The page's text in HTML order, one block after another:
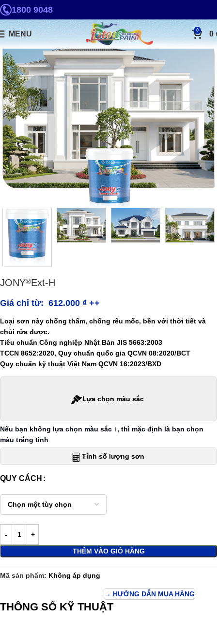
1800 9048
MENU 0 0
JONY®Ext-H
Giá chỉ từ: 612.000 ₫ ++
Loại sơn này chống thấm, chống rêu mốc, bền với thời tiết và
chùi rửa được.
Tiêu chuẩn Công nghiệp Nhật Bản JIS 5663:2003
TCCN 8652:2020, Quy chuẩn quốc gia QCVN 08:2020/BCT
Quy chuẩn kỹ thuật Việt Nam QCVN 16:2023/BXD
Lựa chọn màu sắc
Nếu bạn không lựa chọn màu sắc ↑, thì mặc định là bạn chọn
màu trắng tinh
Tính số lượng sơn
QUY CÁCH
THÊM VÀO GIỎ HÀNG
Mã sản phẩm: Không áp dụng
→ HƯỚNG DẪN MUA HÀNG
THÔNG SỐ KỸ THUẬT